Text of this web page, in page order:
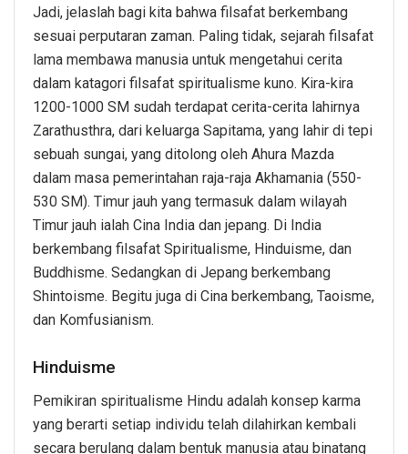
Jadi, jelaslah bagi kita bahwa filsafat berkembang
sesuai perputaran zaman. Paling tidak, sejarah filsafat
lama membawa manusia untuk mengetahui cerita
dalam katagori filsafat spiritualisme kuno. Kira-kira
1200-1000 SM sudah terdapat cerita-cerita lahirnya
Zarathusthra, dari keluarga Sapitama, yang lahir di tepi
sebuah sungai, yang ditolong oleh Ahura Mazda
dalam masa pemerintahan raja-raja Akhamania (550-
530 SM). Timur jauh yang termasuk dalam wilayah
Timur jauh ialah Cina India dan jepang. Di India
berkembang filsafat Spiritualisme, Hinduisme, dan
Buddhisme. Sedangkan di Jepang berkembang
Shintoisme. Begitu juga di Cina berkembang, Taoisme,
dan Komfusianism.
Hinduisme
Pemikiran spiritualisme Hindu adalah konsep karma
yang berarti setiap individu telah dilahirkan kembali
secara berulang dalam bentuk manusia atau binatang